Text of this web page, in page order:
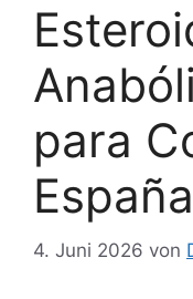
para
España
4. Juni 2026 von